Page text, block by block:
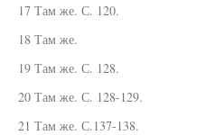
17 Там же. С. 120.
18 Там же.
19 Там же. С. 128.
20 Там же. С. 128-129.
21 Там же. С.137-138.